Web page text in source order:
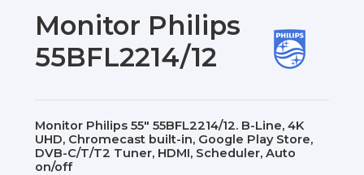
Monitor Philips
55BFL2214/12
Monitor Philips 55" 55BFL2214/12. B-Line, 4K
UHD, Chromecast built-in, Google Play Store,
DVB-C/T/T2 Tuner, HDMI, Scheduler, Auto
on/off